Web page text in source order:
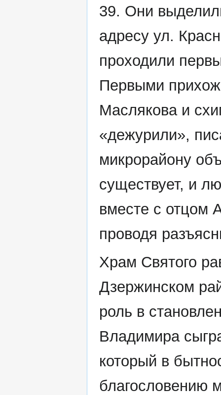
39. Они
адресу ул.
проходили
Первыми
Маслякова и
«дежурили»,
микрорайону
существует, и
вместе с отцом
проводя
Храм Святого
Дзержинском
роль в
Владимира
который в
благословению